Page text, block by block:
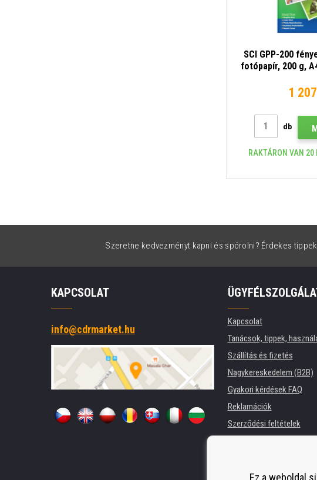
SCI GPP-200
fotópapír, 200 g,
1
db
RAKTÁRON VAN 20
Szeretne kedvezményt kapni és spórolni? Érdekes
KAPCSOLAT
info@cdrmarket.hu
Kapcsolat
Tanácsok, tippek,
Szállítás és fizetés
Nagykereskedelem (B2B)
Gyakori kérdések FAQ
Reklamációk
Szerződési feltételek
Nyomtatók bérlése
Ez a weboldal